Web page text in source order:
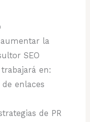
aumentar la
SEO
en:
enlaces
de PR